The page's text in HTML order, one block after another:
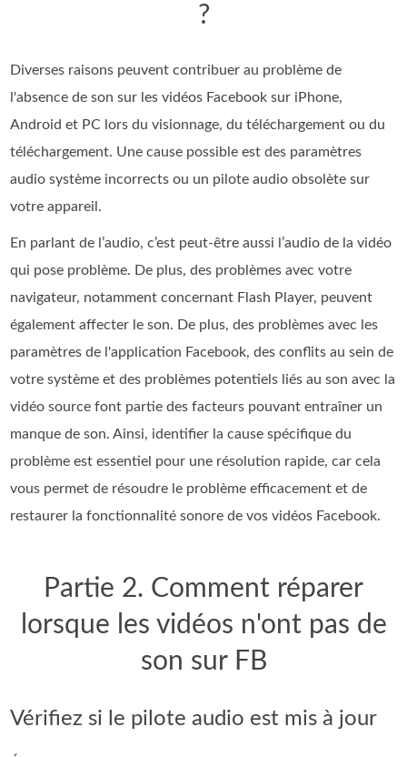
?
Diverses raisons peuvent contribuer au problème de
l'absence de son sur les vidéos Facebook sur iPhone,
Android et PC lors du visionnage, du téléchargement ou du
téléchargement. Une cause possible est des paramètres
audio système incorrects ou un pilote audio obsolète sur
votre appareil.
En parlant de l’audio, c’est peut-être aussi l’audio de la vidéo
qui pose problème. De plus, des problèmes avec votre
navigateur, notamment concernant Flash Player, peuvent
également affecter le son. De plus, des problèmes avec les
paramètres de l'application Facebook, des conflits au sein de
votre système et des problèmes potentiels liés au son avec la
vidéo source font partie des facteurs pouvant entraîner un
manque de son. Ainsi, identifier la cause spécifique du
problème est essentiel pour une résolution rapide, car cela
vous permet de résoudre le problème efficacement et de
restaurer la fonctionnalité sonore de vos vidéos Facebook.
Partie 2. Comment réparer
lorsque les vidéos n'ont pas de
son sur FB
Vérifiez si le pilote audio est mis à jour